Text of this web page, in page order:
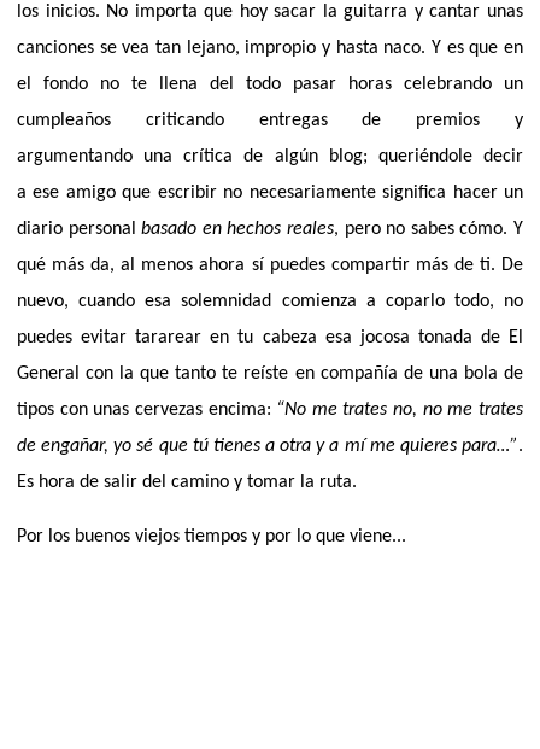
los inicios. No importa que hoy sacar la guitarra y cantar unas
canciones se vea tan lejano, impropio y hasta naco. Y es que en
el fondo no te llena del todo pasar horas celebrando un
cumpleaños criticando entregas de premios y
argumentando una crítica de algún blog; queriéndole decir
a ese amigo que escribir no necesariamente significa hacer un
diario personalbasado en hechos reales, pero no sabes cómo. Y
qué más da, al menos ahora sí puedes compartir más de ti. De
nuevo, cuando esa solemnidad comienza a coparlo todo, no
puedes evitar tararear en tu cabeza esa jocosa tonada de El
General con la que tanto te reíste en compañía de una bola de
tipos con unas cervezas encima: “No me trates no, no me trates
de engañar, yo sé que tú tienes a otra y a mí me quieres para…”.
Es hora de salir del camino y tomar la ruta.
Por los buenos viejos tiempos y por lo que viene...